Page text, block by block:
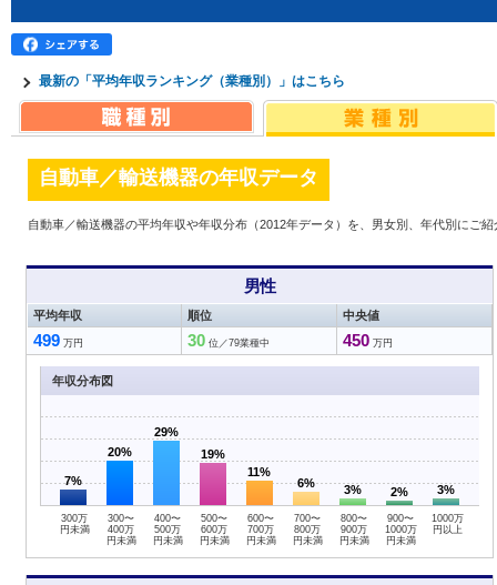
最新の「平均年収ランキング（業種別）」はこちら
自動車／輸送機器の年収データ
自動車／輸送機器の平均年収や年収分布（2012年データ）を、男女別、年代別にご
男性
平均年収 順位 中央値
499 万円 30 位／79業種中 450 万円
年収分布図
7%
20%
29%
19%
11%
6%
3% 2% 3%
300万
円未満
300〜
400万
円未満
400〜
500万
円未満
500〜
600万
円未満
600〜
700万
円未満
700〜
800万
円未満
800〜
900万
円未満
900〜
1000万
円未満
1000万
円以上